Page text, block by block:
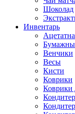
Шоколад
Инвентарь
Венчики
Весы
Кисти
Коврики
Коврики